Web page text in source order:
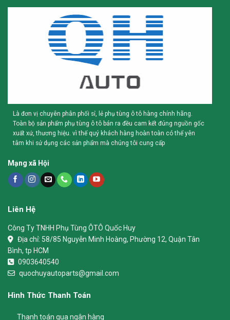
Là đơn vị chuyên phân phối sỉ, lẻ phụ tùng ô tô hàng chính hãng.
Toàn bộ sản phẩm phụ tùng ô tô bán ra đều cam kết đúng nguồn gốc
xuất xứ, thương hiệu. vì thế quý khách hàng hoàn toàn có thể yên
tâm khi sử dụng các sản phẩm mà chúng tôi cung cấp
Mạng xã Hội
Liên Hệ
Công Ty TNHH Phụ Tùng ÔTÔ Quốc Huy
Địa chỉ: 58/85 Nguyễn Minh Hoàng, Phường 12, Quận Tân
Bình, tp HCM
0903640540
quochuyautoparts@gmail.com
Hình Thức Thanh Toán
Thanh toán qua ngân hàng